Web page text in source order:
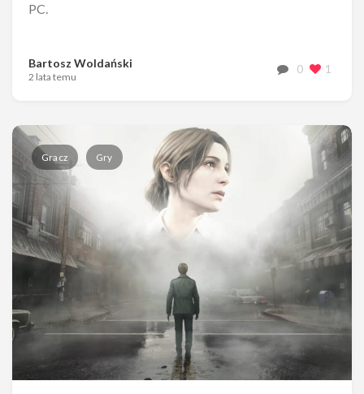
PC.
Bartosz Woldański
2 lata temu
0 1
Gracz Gry